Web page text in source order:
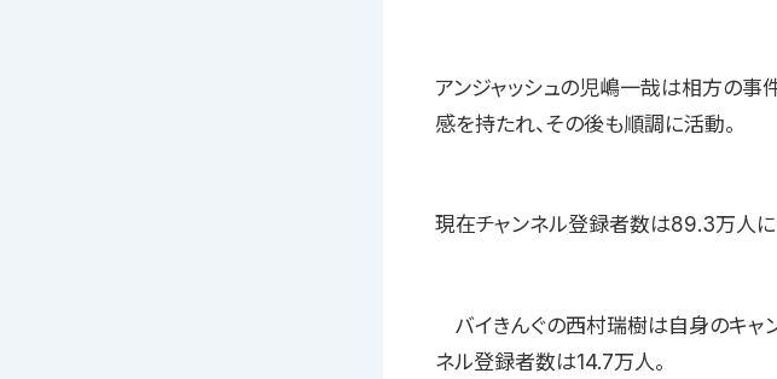
アンジャッシュの児嶋一哉は相方の
感を持たれ、その後も順調に活動。
現在チャンネル登録者数は89.3万人に
バイきんぐの西村瑞樹は自身のキャ
ネル登録者数は14.7万人。